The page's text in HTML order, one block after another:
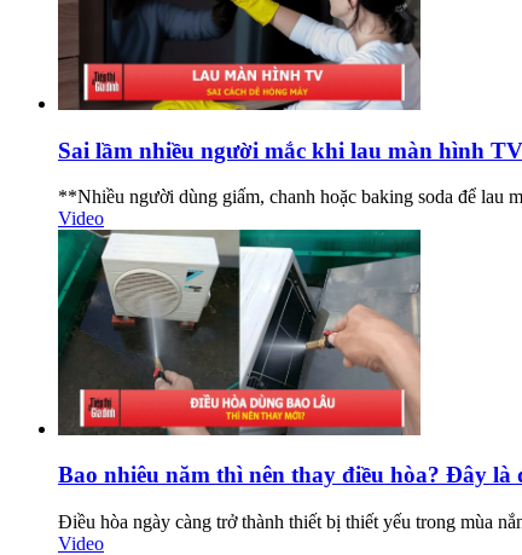
Sai lầm nhiều người mắc khi lau màn hình
**Nhiều người dùng giấm, chanh hoặc baking soda để lau
Video
Bao nhiêu năm thì nên thay điều hòa? Đây
Điều hòa ngày càng trở thành thiết bị thiết yếu trong mùa
Video